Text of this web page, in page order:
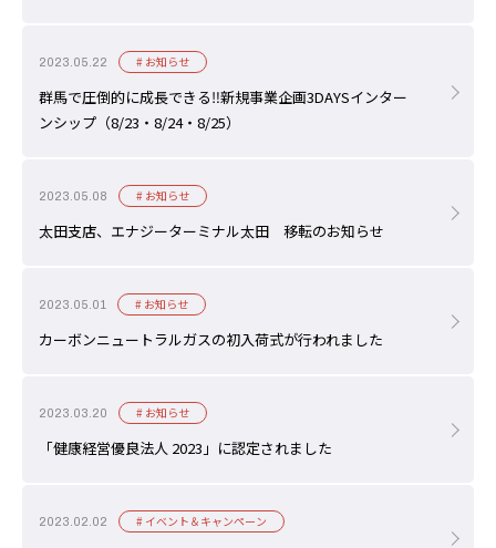
2023.05.22 # お知らせ
群馬で圧倒的に成長できる‼新規事業企画3DAYSインター
ンシップ（8/23・8/24・8/25）
2023.05.08 # お知らせ
太田支店、エナジーターミナル太田 移転のお知らせ
2023.05.01 # お知らせ
カーボンニュートラルガスの初入荷式が行われました
2023.03.20 # お知らせ
「健康経営優良法人 2023」に認定されました
2023.02.02 # イベント＆キャンペーン